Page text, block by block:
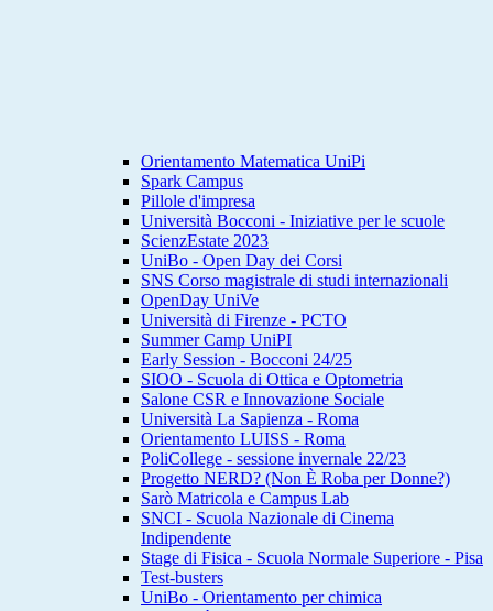
Orientamento Matematica UniPi
Spark Campus
Pillole d'impresa
Università Bocconi - Iniziative per le scuole
ScienzEstate 2023
UniBo - Open Day dei Corsi
SNS Corso magistrale di studi internazionali
OpenDay UniVe
Università di Firenze - PCTO
Summer Camp UniPI
Early Session - Bocconi 24/25
SIOO - Scuola di Ottica e Optometria
Salone CSR e Innovazione Sociale
Università La Sapienza - Roma
Orientamento LUISS - Roma
PoliCollege - sessione invernale 22/23
Progetto NERD? (Non È Roba per Donne?)
Sarò Matricola e Campus Lab
SNCI - Scuola Nazionale di Cinema
Indipendente
Stage di Fisica - Scuola Normale Superiore - Pisa
Test-busters
UniBo - Orientamento per chimica